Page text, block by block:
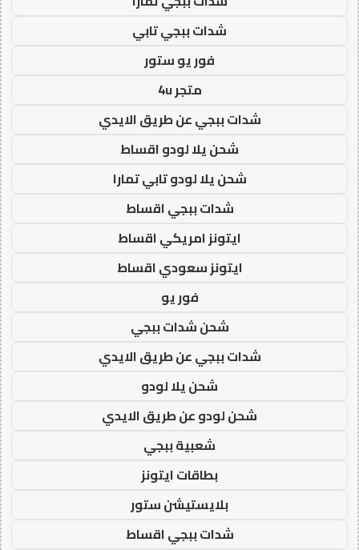
شدات ببجي تابي
فور يو ستور
متجر 4u
شدات ببجي عن طريق الايدي
شحن يلا لودو اقساط
شحن يلا لودو تابي تمارا
شدات ببجي اقساط
ايتونز امريكي اقساط
ايتونز سعودي اقساط
فور يو
شحن شدات ببجي
شدات ببجي عن طريق الايدي
شحن يلا لودو
شحن لودو عن طريق الايدي
شعبية ببجي
بطاقات ايتونز
بلايستيشن ستور
شدات ببجي اقساط